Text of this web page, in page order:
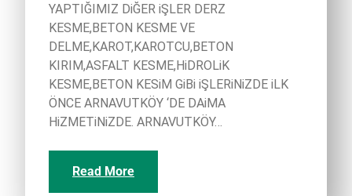
YAPTIĞIMIZ DiĞER iŞLER DERZ
KESME,BETON KESME VE
DELME,KAROT,KAROTCU,BETON
KIRIM,ASFALT KESME,HiDROLiK
KESME,BETON KESiM GiBi iŞLERiNiZDE iLK
ÖNCE ARNAVUTKÖY ‘DE DAiMA
HiZMETiNiZDE. ARNAVUTKÖY…
Read More